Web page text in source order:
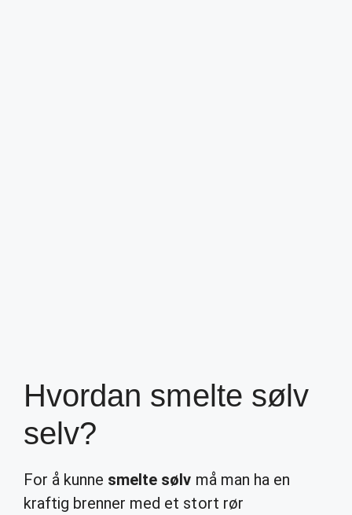
Hvordan smelte sølv
selv?
For å kunne smelte sølv må man ha en
kraftig brenner med et stort rør